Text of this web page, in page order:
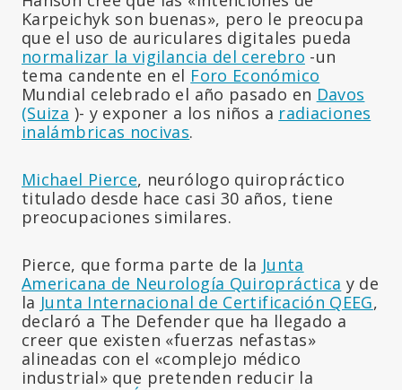
Karpeichyk son buenas», pero le preocupa
que el uso de auriculares digitales pueda
normalizar la vigilancia del cerebro -un
tema candente en el Foro Económico
Mundial celebrado el año pasado en Davos
(Suiza )- y exponer a los niños a radiaciones
inalámbricas nocivas.
Michael Pierce, neurólogo quiropráctico
titulado desde hace casi 30 años, tiene
preocupaciones similares.
Pierce, que forma parte de la Junta
Americana de Neurología Quiropráctica y de
la Junta Internacional de Certificación QEEG,
declaró a The Defender que ha llegado a
creer que existen «fuerzas nefastas»
alineadas con el «complejo médico
industrial» que pretenden reducir la